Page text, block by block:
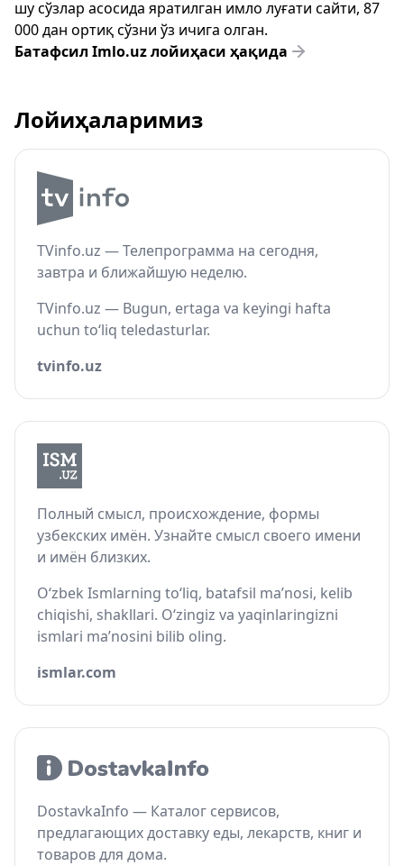
шу сўзлар асосида яратилган имло луғати сайти, 87
000 дан ортиқ сўзни ўз ичига олган.
Батафсил Imlo.uz лойиҳаси ҳақида
Лойиҳаларимиз
TVinfo.uz — Телепрограмма на сегодня,
завтра и ближайшую неделю.
TVinfo.uz — Bugun, ertaga va keyingi hafta
uchun to‘liq teledasturlar.
tvinfo.uz
Полный смысл, происхождение, формы
узбекских имён. Узнайте смысл своего имени
и имён близких.
O‘zbek Ismlarning to‘liq, batafsil ma’nosi, kelib
chiqishi, shakllari. O‘zingiz va yaqinlaringizni
ismlari ma’nosini bilib oling.
ismlar.com
DostavkaInfo — Каталог сервисов,
предлагающих доставку еды, лекарств, книг и
товаров для дома.